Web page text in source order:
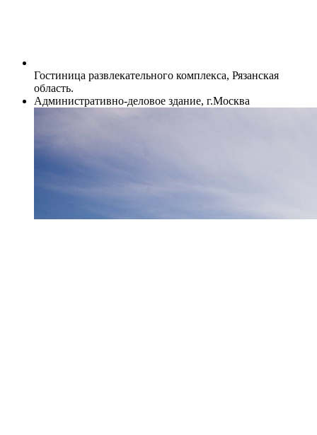
Гостиница развлекательного комплекса, Рязанская
область.
Административно-деловое здание, г.Москва